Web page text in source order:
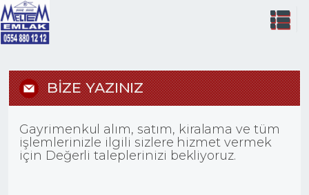
BİZE YAZINIZ
Gayrimenkul alım, satım, kiralama ve tüm
işlemlerinizle ilgili sizlere hizmet vermek
için Değerli taleplerinizi bekliyoruz.